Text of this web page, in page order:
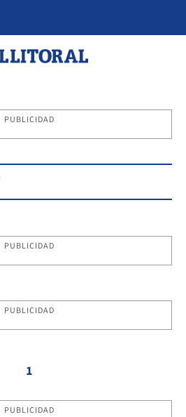
PUBLICIDAD
PUBLICIDAD
PUBLICIDAD
1
PUBLICIDAD